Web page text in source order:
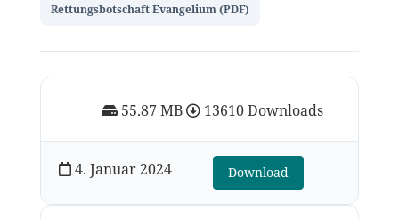
Rettungsbotschaft Evangelium (PDF)
55.87 MB 13610 Downloads
4. Januar 2024 Download